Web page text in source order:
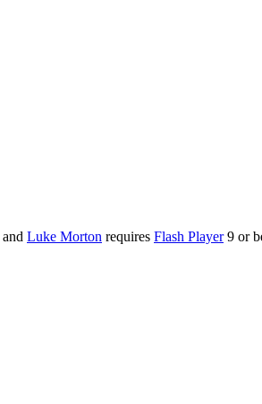
and Luke Morton requires Flash Player9 or